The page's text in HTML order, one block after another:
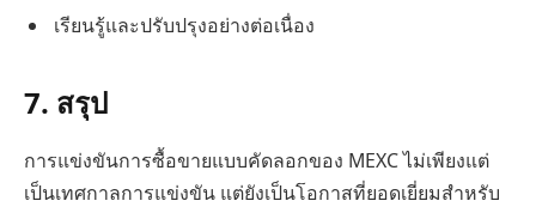
เรียนรู้และปรับปรุงอย่างต่อเนื่อง
7. สรุป
การแข่งขันการซื้อขายแบบคัดลอกของ MEXC ไม่เพียงแต่
เป็นเทศกาลการแข่งขัน แต่ยังเป็นโอกาสที่ยอดเยี่ยมสำหรับ